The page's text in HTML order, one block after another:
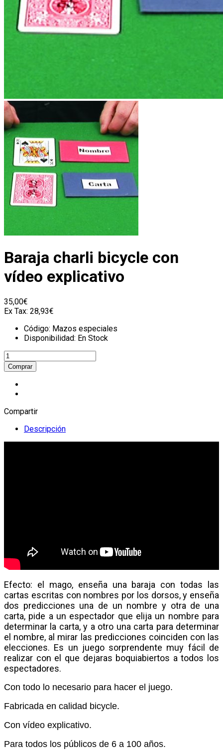
Baraja charli bicycle con
vídeo explicativo
35,00€
Ex Tax: 28,93€
Código: Mazos especiales
Disponibilidad: En Stock
Compartir
Descripción
Efecto: el mago, enseña una baraja con todas las
cartas escritas con nombres por los dorsos, y enseña
dos predicciones una de un nombre y otra de una
carta, pide a un espectador que elija un nombre para
determinar la carta, y a otro una carta para determinar
el nombre, al mirar las predicciones coinciden con las
elecciones. Es un juego sorprendente muy fácil de
realizar con el que dejaras boquiabiertos a todos los
espectadores.
Con todo lo necesario para hacer el juego.
Fabricada en calidad bicycle.
Con vídeo explicativo.
Para todos los públicos de 6 a 100 años.